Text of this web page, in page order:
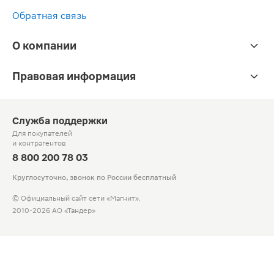
Обратная связь
О компании
Правовая информация
Служба поддержки
Для покупателей
и контрагентов
8 800 200 78 03
Круглосуточно, звонок по России бесплатный
© Официальный сайт сети «Магнит».
2010-2026 АО «Тандер»